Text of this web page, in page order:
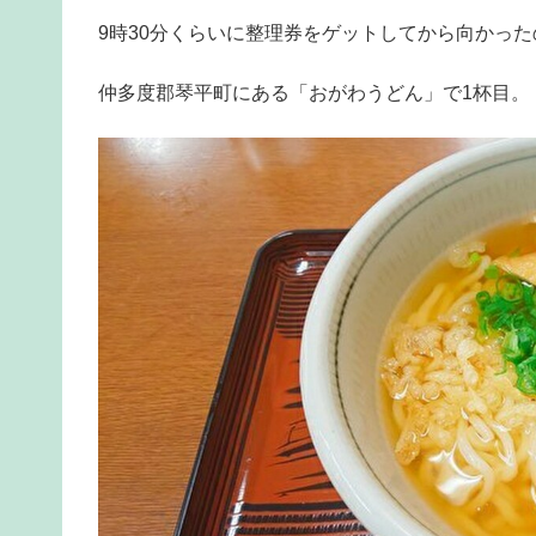
9時30分くらいに整理券をゲットしてから向かっ
仲多度郡琴平町にある「おがわうどん」で1杯目。